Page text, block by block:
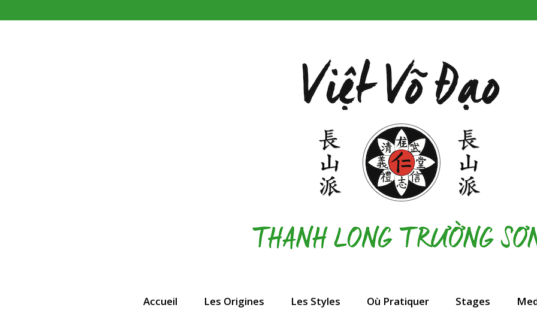
Accueil Les Origines Les Styles Où Pratiquer Stages